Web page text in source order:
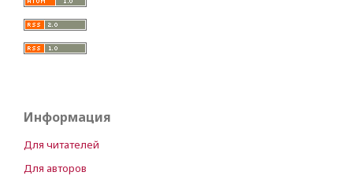
Информация
Для читателей
Для авторов